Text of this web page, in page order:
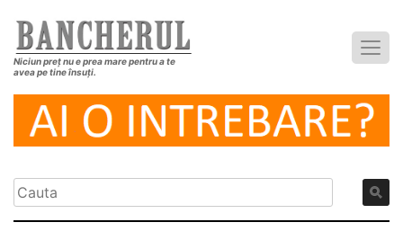
Niciun preț nu e prea mare pentru a te
avea pe tine însuți.